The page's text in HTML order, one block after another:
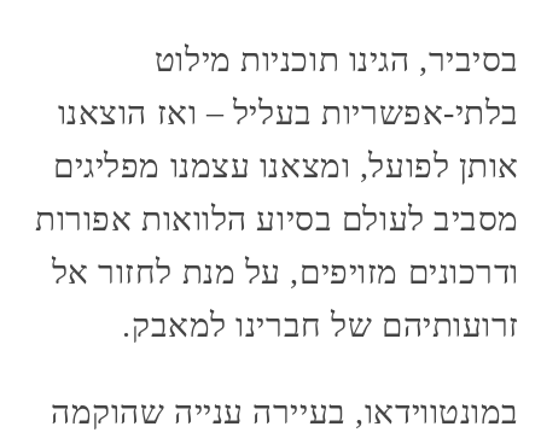
בסיביר, הגינו תוכניות מילוט
בלתי-אפשריות בעליל – ואז הוצאנו
אותן לפועל, ומצאנו עצמנו מפליגים
מסביב לעולם בסיוע הלוואות אפורות
ודרכונים מזויפים, על מנת לחזור אל
זרועותיהם של חברינו למאבק.
במונטווידאו, בעיירה ענייה שהוקמה